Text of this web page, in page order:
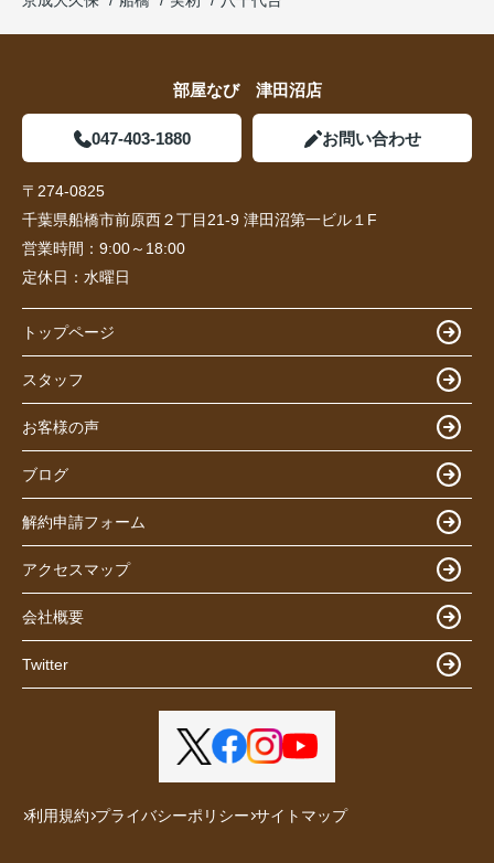
部屋なび 津田沼店
047-403-1880 お問い合わせ
〒274-0825
千葉県船橋市前原西２丁目21-9 津田沼第一ビル１F
営業時間： 9:00～18:00
定休日： 水曜日
トップページ
スタッフ
お客様の声
ブログ
解約申請フォーム
アクセスマップ
会社概要
Twitter
利用規約 プライバシーポリシー サイトマップ